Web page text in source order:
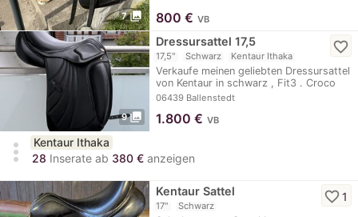
7 photo_library 800 € VB
9 photo_library
Dressursattel 17,5
17,5" Schwarz Kentaur Ithaka
Verkaufe meinen geliebten Dressursattel
von Kentaur in schwarz , Fit3 . Croco
Lack…
06439 Ballenstedt
favorite_border
1.800 € VB
more_vert
Kentaur Ithaka
28 Inserate ab 380 € anzeigen
Kentaur Sattel
17" Schwarz
favorite_border1